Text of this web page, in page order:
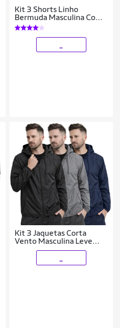
Kit 3 Shorts Linho
Bermuda Masculina Com
Cordão Estilo Casual
Kit 3 Jaquetas Corta
Vento Masculina Leve
Impermeável Para Dia a